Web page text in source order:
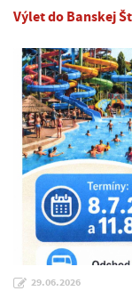
Výlet do Banskej
29.06.2026